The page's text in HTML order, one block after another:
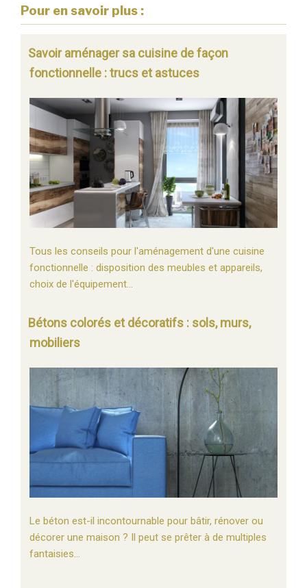
Pour en savoir plus :
Savoir aménager sa cuisine de façon
fonctionnelle : trucs et astuces
Tous les conseils pour l'aménagement d'une cuisine
fonctionnelle : disposition des meubles et appareils,
choix de l'équipement…
Bétons colorés et décoratifs : sols, murs,
mobiliers
Le béton est-il incontournable pour bâtir, rénover ou
décorer une maison ? Il peut se prêter à de multiples
fantaisies…